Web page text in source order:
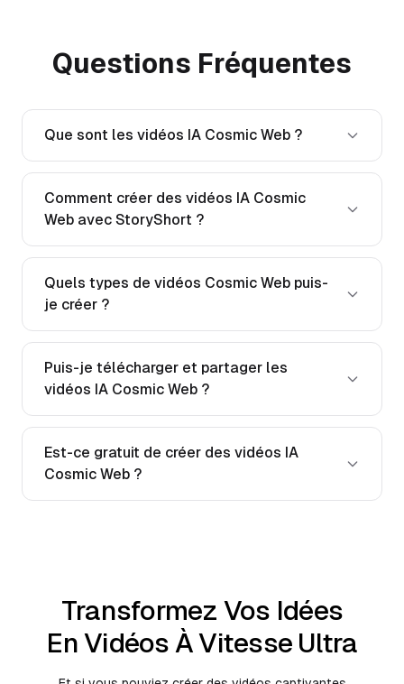
Questions Fréquentes
Que sont les vidéos IA Cosmic Web ?
Comment créer des vidéos IA Cosmic
Web avec StoryShort ?
Quels types de vidéos Cosmic Web puis-
je créer ?
Puis-je télécharger et partager les
vidéos IA Cosmic Web ?
Est-ce gratuit de créer des vidéos IA
Cosmic Web ?
Transformez Vos Idées
En Vidéos À Vitesse Ultra